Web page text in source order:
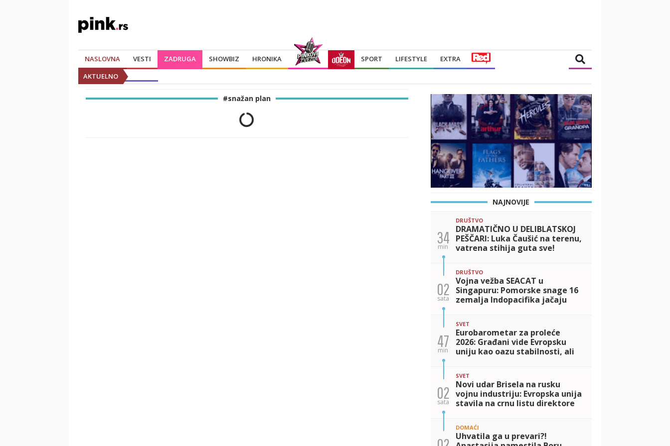
NASLOVNA VESTI ZADRUGA SHOWBIZ HRONIKA SPORT LIFESTYLE
EXTRA
AKTUELNO
#snažan plan
NAJNOVIJE
34
min
DRUŠTVO
DRAMATIČNO U DELIBLATSKOJ
PEŠČARI: Luka Čaušić na terenu,
vatrena stihija guta sve!
02
sata
DRUŠTVO
Vojna vežba SEACAT u
Singapuru: Pomorske snage 16
zemalja Indopacifika jačaju
47
min
SVET
Eurobarometar za proleće
2026: Građani vide Evropsku
uniju kao oazu stabilnosti, ali
briga
02
sata
SVET
Novi udar Brisela na rusku
vojnu industriju: Evropska unija
stavila na crnu listu direktore
'Sarmat'
DOMAĆI
Uhvatila ga u prevari?!